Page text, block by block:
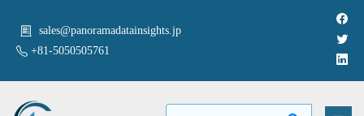
sales@panoramadatainsights.jp
+81-5050505761